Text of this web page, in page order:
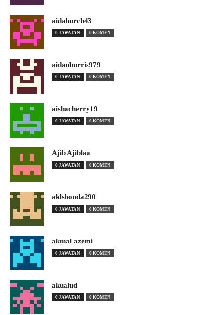
aidaburch43
0 JAWATAN 0 KOMEN
aidanburris979
0 JAWATAN 0 KOMEN
aishacherry19
0 JAWATAN 0 KOMEN
Ajib Ajiblaa
0 JAWATAN 0 KOMEN
aklshonda290
0 JAWATAN 0 KOMEN
akmal azemi
0 JAWATAN 0 KOMEN
akualud
0 JAWATAN 0 KOMEN